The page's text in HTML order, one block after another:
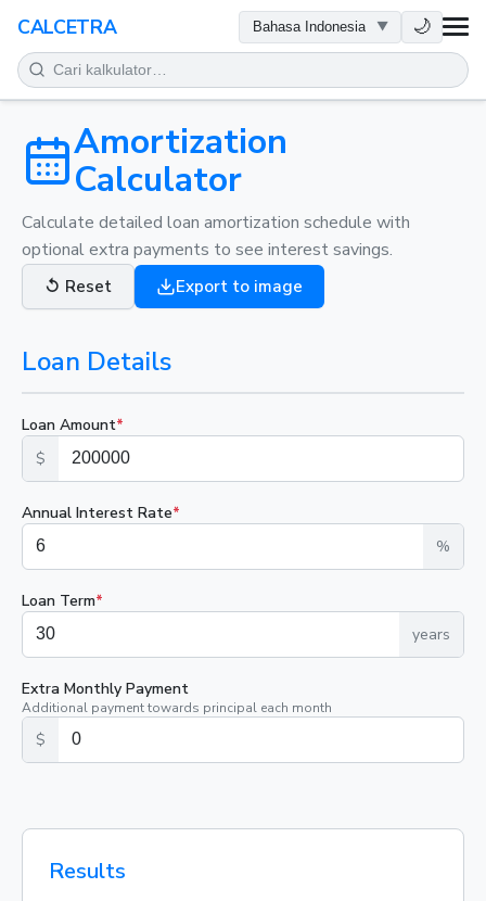
CALCETRA 🌙
MATEMATIKA
KONVERSI
SAINS
SEHARI-HARI
ALAT LAINNYA
Amortization
Calculator
Calculate detailed loan amortization schedule with
optional extra payments to see interest savings.
↺ Reset Export to image
Loan Details
Loan Amount*
$
Annual Interest Rate*
%
Loan Term*
years
Extra Monthly Payment
Additional payment towards principal each month
$
Results